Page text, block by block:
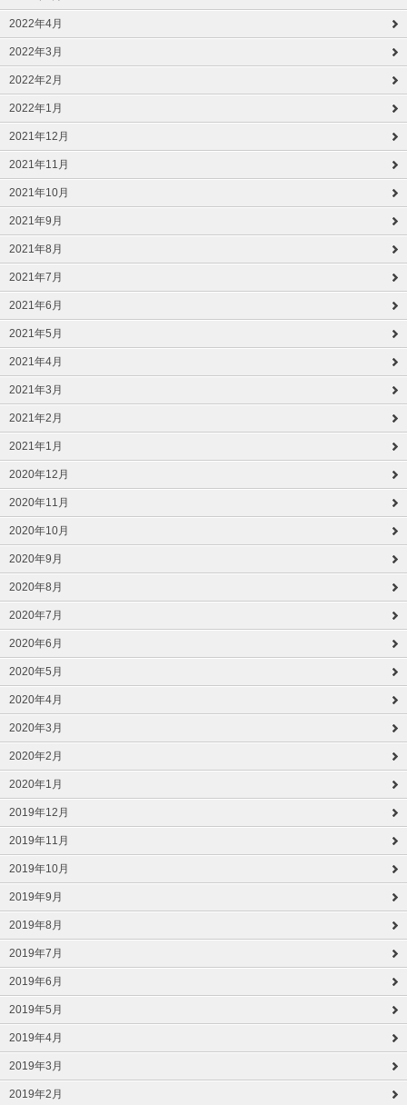
2022年4月
2022年3月
2022年2月
2022年1月
2021年12月
2021年11月
2021年10月
2021年9月
2021年8月
2021年7月
2021年6月
2021年5月
2021年4月
2021年3月
2021年2月
2021年1月
2020年12月
2020年11月
2020年10月
2020年9月
2020年8月
2020年7月
2020年6月
2020年5月
2020年4月
2020年3月
2020年2月
2020年1月
2019年12月
2019年11月
2019年10月
2019年9月
2019年8月
2019年7月
2019年6月
2019年5月
2019年4月
2019年3月
2019年2月